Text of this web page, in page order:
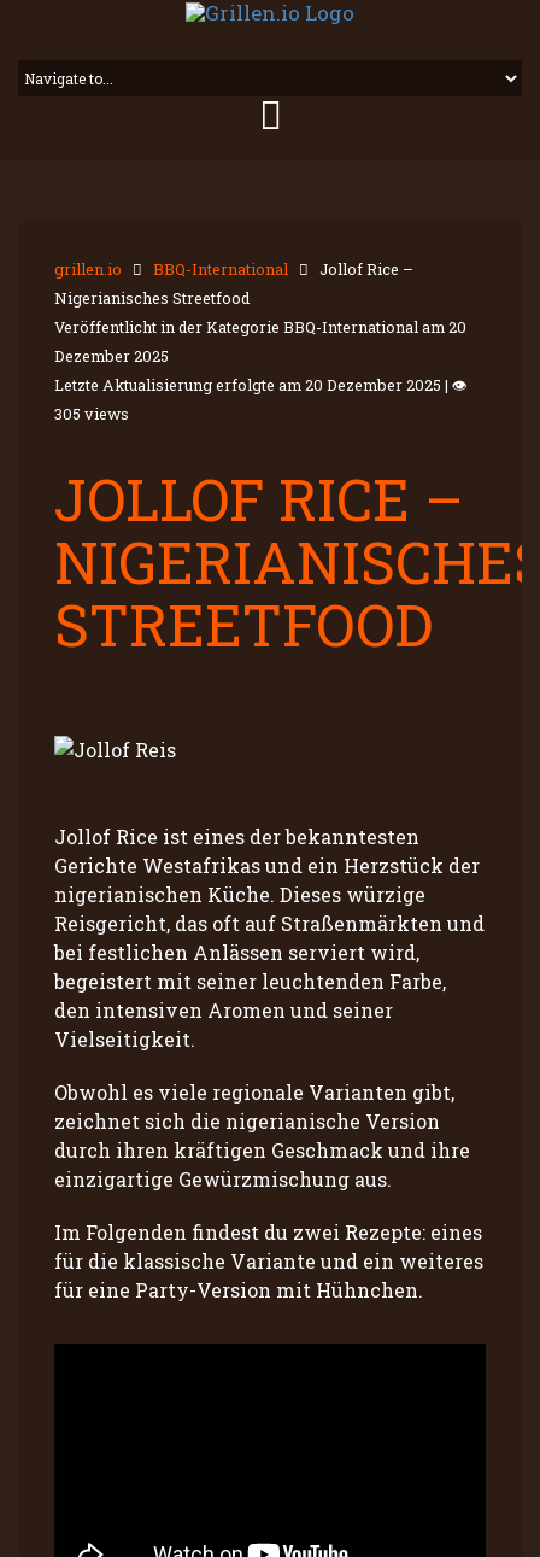
grillen.io BBQ-International
Jollof Rice –
Nigerianisches Streetfood
Veröffentlicht in der Kategorie BBQ-International am 20
Dezember 2025
Letzte Aktualisierung erfolgte am 20 Dezember 2025 | 👁
305 views
JOLLOF RICE –
STREETFOOD
Jollof Rice ist eines der bekanntesten
Gerichte Westafrikas und ein Herzstück der
nigerianischen Küche. Dieses würzige
Reisgericht, das oft auf Straßenmärkten und
bei festlichen Anlässen serviert wird,
begeistert mit seiner leuchtenden Farbe,
den intensiven Aromen und seiner
Vielseitigkeit.
Obwohl es viele regionale Varianten gibt,
zeichnet sich die nigerianische Version
durch ihren kräftigen Geschmack und ihre
einzigartige Gewürzmischung aus.
Im Folgenden findest du zwei Rezepte: eines
für die klassische Variante und ein weiteres
für eine Party-Version mit Hühnchen.